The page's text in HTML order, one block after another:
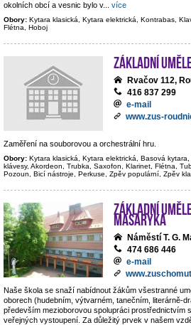
okolních obcí a vesnic bylo v... více
Obory: Kytara klasická, Kytara elektrická, Kontrabas,
Flétna, Hoboj
Základní
Rvačov 112,
416 837 299
e-mail
www.zus-
Zaměření na souborovou a orchestrální hru.
Obory: Kytara klasická, Kytara elektrická, Basová
klávesy, Akordeon, Trubka, Saxofon, Klarinet, Flétna,
Pozoun, Bicí nástroje, Perkuse, Zpěv populární, Zpěv
Základní
Masaryka
Náměstí T. G.
474 686 446
e-mail
Naše škola se snaží nabídnout žákům všestranné
oborech (hudebním, výtvarném, tanečním, literárně-
především mezioborovou spolupráci prostřednictvím
veřejných vystoupení. Za důležitý prvek v našem